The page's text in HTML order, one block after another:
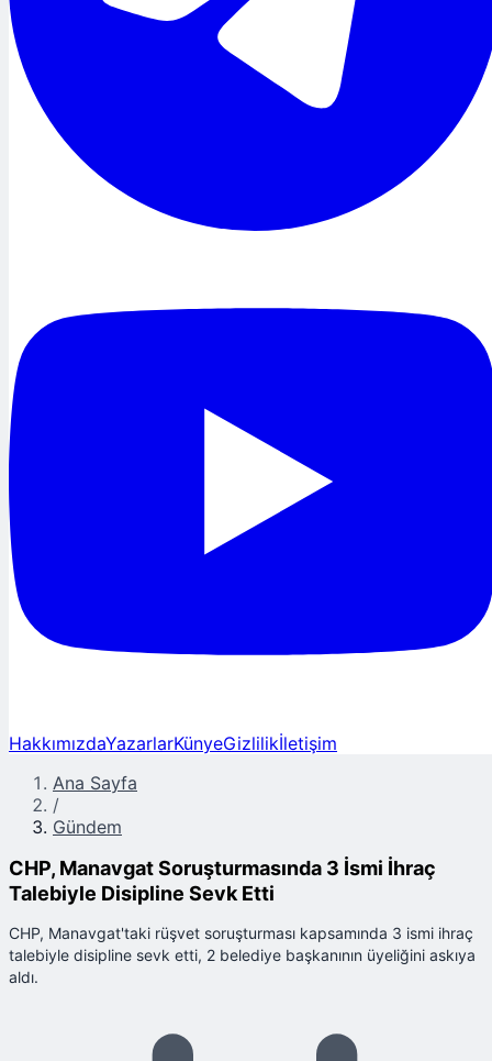
HakkımızdaYazarlarKünyeGizlilikİletişim
Ana Sayfa
/
Gündem
CHP, Manavgat Soruşturmasında 3 İsmi İhraç
Talebiyle Disipline Sevk Etti
CHP, Manavgat'taki rüşvet soruşturması kapsamında 3 ismi ihraç
talebiyle disipline sevk etti, 2 belediye başkanının üyeliğini askıya
aldı.